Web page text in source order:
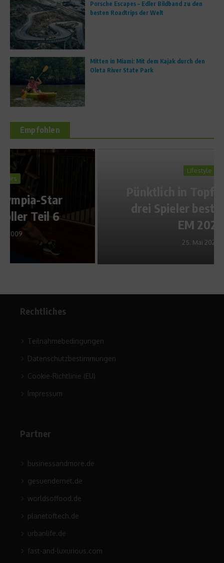
Porsche Escapes – Edler Bildband zu den
besten Roadtrips der Welt
Mitten in Miami: Mit dem Kajak durch den
Oleta River State Park
Empfohlen
drei Spieler bestimmen die
Rechtliches
Teilnahmebedingungen
Datenschutzbestimmungen
Cookie-Richtlinie (EU)
Impressum
Partner
businessandmore.de
gesuendernet.de
worldsoffood.de
planetoftech.de
urbanlife.de
fast-and-luxurious.com